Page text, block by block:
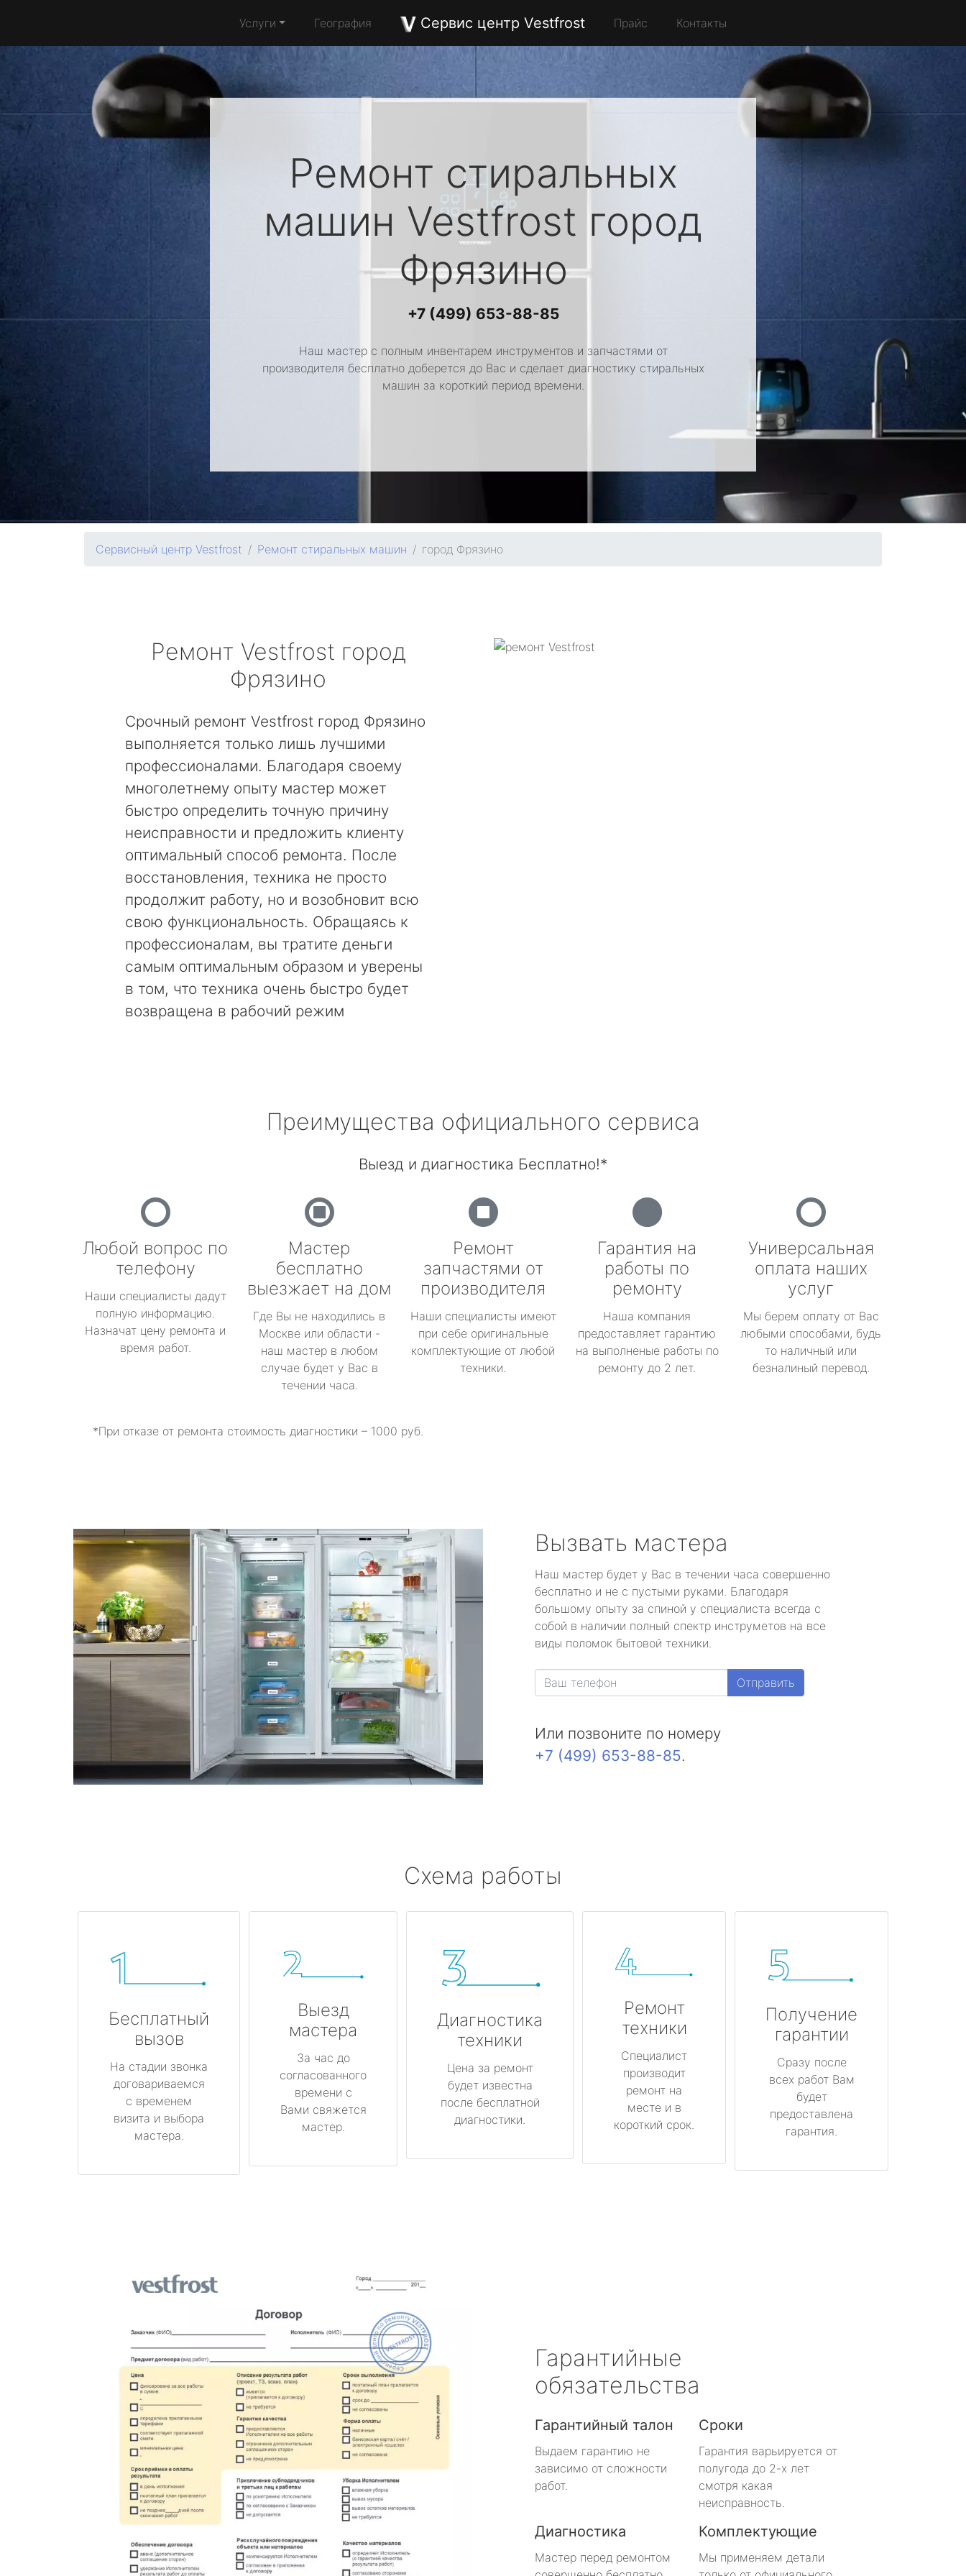
Услуги География Сервис центр Vestfrost Прайс Контакты
Ремонт стиральных
машин Vestfrost город
Фрязино
+7 (499) 653-88-85
Наш мастер с полным инвентарем инструментов и запчастями от
производителя бесплатно доберется до Вас и сделает диагностику стиральных
машин за короткий период времени.
Сервисный центр Vestfrost Ремонт стиральных машин город Фрязино
Ремонт Vestfrost город
Фрязино
Срочный ремонт Vestfrost город Фрязино
выполняется только лишь лучшими
профессионалами. Благодаря своему
многолетнему опыту мастер может
быстро определить точную причину
неисправности и предложить клиенту
оптимальный способ ремонта. После
восстановления, техника не просто
продолжит работу, но и возобновит всю
свою функциональность. Обращаясь к
профессионалам, вы тратите деньги
самым оптимальным образом и уверены
в том, что техника очень быстро будет
возвращена в рабочий режим
Преимущества официального сервиса
Выезд и диагностика Бесплатно!*
Любой вопрос по
телефону
Наши специалисты дадут
полную информацию.
Назначат цену ремонта и
время работ.
Мастер
бесплатно
выезжает на дом
Где Вы не находились в
Москве или области -
наш мастер в любом
случае будет у Вас в
течении часа.
Ремонт
запчастями от
производителя
Наши специалисты имеют
при себе оригинальные
комплектующие от любой
техники.
Гарантия на
работы по
ремонту
Наша компания
предоставляет гарантию
на выполненые работы по
ремонту до 2 лет.
Универсальная
оплата наших
услуг
Мы берем оплату от Вас
любыми способами, будь
то наличный или
безналиный перевод.
*При отказе от ремонта стоимость диагностики – 1000 руб.
Вызвать мастера
Наш мастер будет у Вас в течении часа совершенно
бесплатно и не с пустыми руками. Благодаря
большому опыту за спиной у специалиста всегда с
собой в наличии полный спектр инструметов на все
виды поломок бытовой техники.
Отправить
Или позвоните по номеру
+7 (499) 653-88-85.
Схема работы
Бесплатный
вызов
На стадии звонка
договариваемся
с временем
визита и выбора
мастера.
Выезд
мастера
За час до
согласованного
времени с
Вами свяжется
мастер.
Диагностика
техники
Цена за ремонт
будет известна
после бесплатной
диагностики.
Ремонт
техники
Специалист
производит
ремонт на
месте и в
короткий срок.
Получение
гарантии
Сразу после
всех работ Вам
будет
предоставлена
гарантия.
Гарантийные
обязательства
Гарантийный талон
Выдаем гарантию не
зависимо от сложности
работ.
Сроки
Гарантия варьируется от
полугода до 2-х лет
смотря какая
неисправность.
Диагностика
Мастер перед ремонтом
Комплектующие
Мы применяем детали